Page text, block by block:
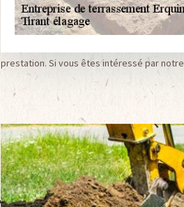
prestation. Si vous êtes intéressé par